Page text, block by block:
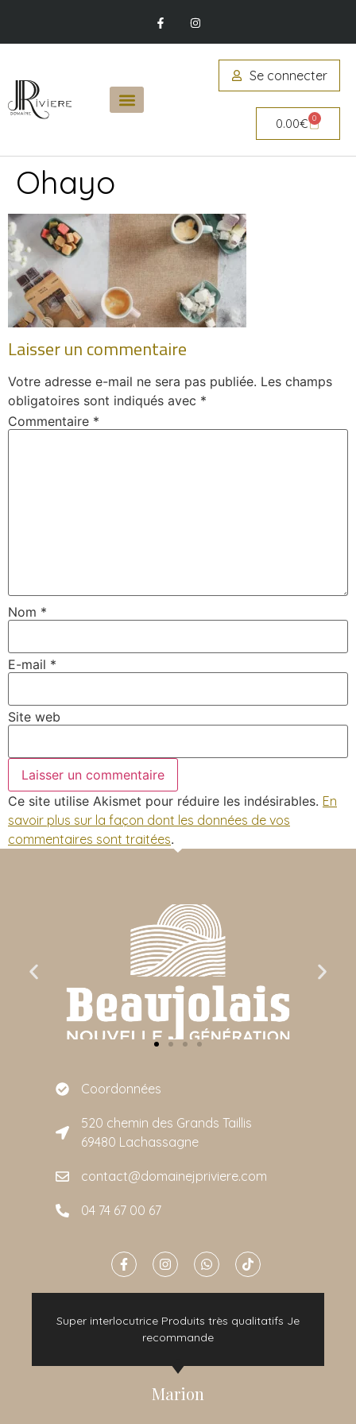
Se connecter
0.00€ 0
Ohayo
Laisser un commentaire
Votre adresse e-mail ne sera pas publiée. Les champs
obligatoires sont indiqués avec *
Commentaire *
Nom *
E-mail *
Site web
Ce site utilise Akismet pour réduire les indésirables. En
savoir plus sur la façon dont les données de vos
commentaires sont traitées.
Coordonnées
520 chemin des Grands Taillis
69480 Lachassagne
contact@domainejpriviere.com
04 74 67 00 67
Super interlocutrice Produits très qualitatifs Je
recommande
Marion